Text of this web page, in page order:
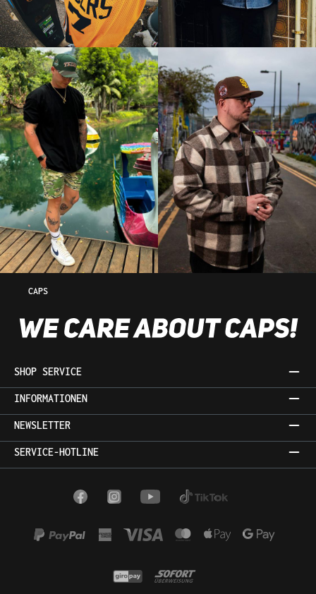
CAPS
SHOP SERVICE
INFORMATIONEN
NEWSLETTER
SERVICE-HOTLINE